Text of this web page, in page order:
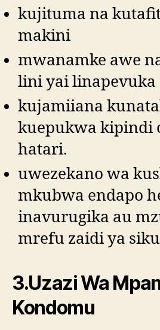
kujituma na
makini
mwanamke awe
lini yai linapevuka
kujamiiana
kuepukwa kipindi
hatari.
uwezekano wa
mkubwa endapo
inavurugika au
mrefu zaidi ya
3.Uzazi Wa
Kondomu